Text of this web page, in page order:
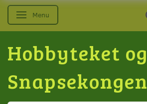
Skifte navigation
Menu
Hobbyteket og
Snapsekongen